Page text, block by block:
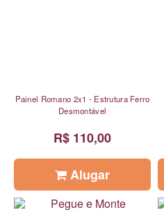
Painel Romano 2x1 - Estrutura Ferro
Desmontável
R$ 110,00
Alugar